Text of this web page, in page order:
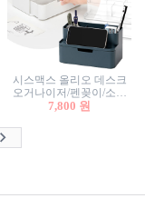
시스맥스 올리오 데스크
오거나이저/펜꽂이/소품
꽂이/소품함/정리함/수납
7,800 원